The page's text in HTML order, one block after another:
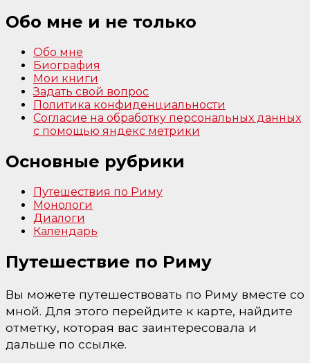
Обо мне и не только
Обо мне
Биография
Мои книги
Задать свой вопрос
Политика конфиденциальности
Согласие на обработку персональных данных
с помощью яндекс метрики
Основные рубрики
Путешествия по Риму
Монологи
Диалоги
Календарь
Путешествие по Риму
Вы можете путешествовать по Риму вместе со
мной. Для этого перейдите к карте, найдите
отметку, которая вас заинтересовала и
дальше по ссылке.